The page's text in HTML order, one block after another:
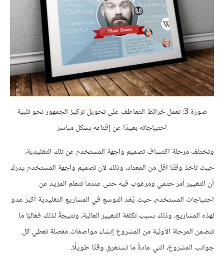
صورة 3: تعمل خرائط التعاطف على تحويل تركيز الجمهور نحو تلبية
احتياجاته بعيدًا عن إقناعه بشكل مباشر
وتختلف مرحلة اكتشاف تصميم واجهة المستخدم عن تلك التقليدية،
حيث تأخذ وقتًا أقل من المعتاد، وذلك لأن تصميم واجهة المستخدم يدرك
أن التغيير أمر حتمي ومرغوب فيه حتى عندما تتعلم المزيد عن
احتياجات المستخدم، حيث يُعَد التوسع في المشاريع التقليدية أكبر عدو
لهذه المشاريع، وذلك بسبب تكلفة التغيير العالية، ونتيجةً لذلك فغالبًا ما
تتضمن المرحلة الأولية من المشروع إنشاء مواصفات مفصلة تغطي كل
جوانب المشروع، التي عادةً ما تستغرق وقتًا طويلًا.